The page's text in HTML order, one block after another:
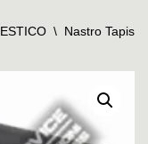
\ Nastro Tapis